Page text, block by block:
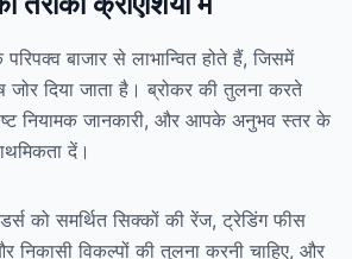
परिपक्व बाजार से लाभान्वित होते हैं, जिसमें
जोर दिया जाता है। ब्रोकर की तुलना करते
नियामक जानकारी, और आपके अनुभव स्तर के
दें।
को समर्थित सिक्कों की रेंज, ट्रेडिंग फीस
विकल्पों की तुलना करनी चाहिए, और